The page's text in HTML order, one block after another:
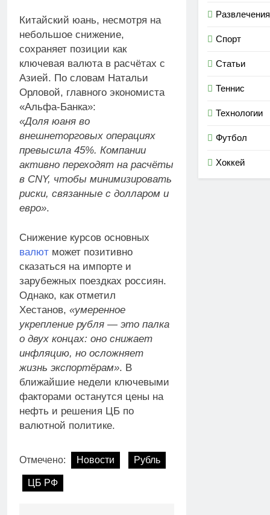
Китайский юань, несмотря на
небольшое снижение,
сохраняет позиции как
ключевая валюта в расчётах с
Азией. По словам Натальи
Орловой, главного экономиста
«Альфа-Банка»:
«Доля юаня во
внешнеторговых операциях
превысила 45%. Компании
активно переходят на расчёты
в CNY, чтобы минимизировать
риски, связанные с долларом и
евро».
Снижение курсов основных
валют может позитивно
сказаться на импорте и
зарубежных поездках россиян.
Однако, как отметил
Хестанов, «умеренное
укрепление рубля — это палка
о двух концах: оно снижает
инфляцию, но осложняет
жизнь экспортёрам». В
ближайшие недели ключевыми
факторами останутся цены на
нефть и решения ЦБ по
валютной политике.
Отмечено: Новости Рубль
ЦБ РФ
Развлечения
Спорт
Статьи
Теннис
Технологии
Футбол
Хоккей